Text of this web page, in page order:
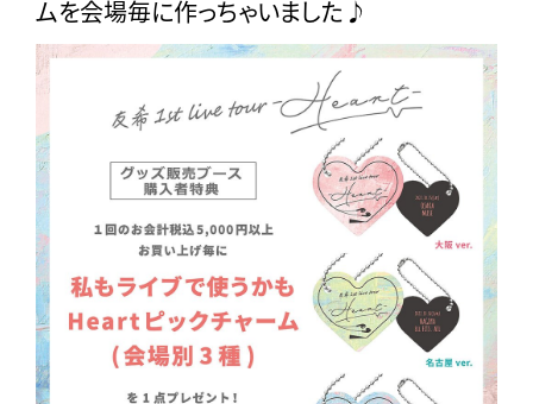
ムを会場毎に作っちゃいました♪